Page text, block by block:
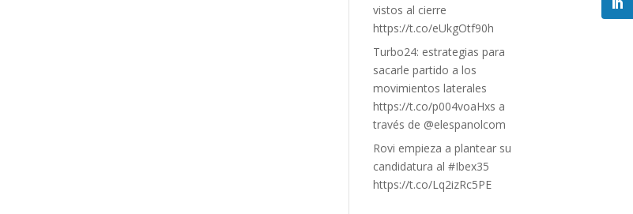
vistos al cierre
https://t.co/eUkgOtf90h
Turbo24: estrategias para
sacarle partido a los
movimientos laterales
https://t.co/p004voaHxs a
través de @elespanolcom
Rovi empieza a plantear su
candidatura al #Ibex35
https://t.co/Lq2izRc5PE